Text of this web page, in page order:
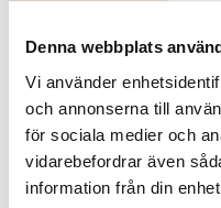
Denna webbplats
Vi använder
och annonserna till
för sociala medier och
vidarebefordrar även
information från din
Vanliga
Vart håller ni